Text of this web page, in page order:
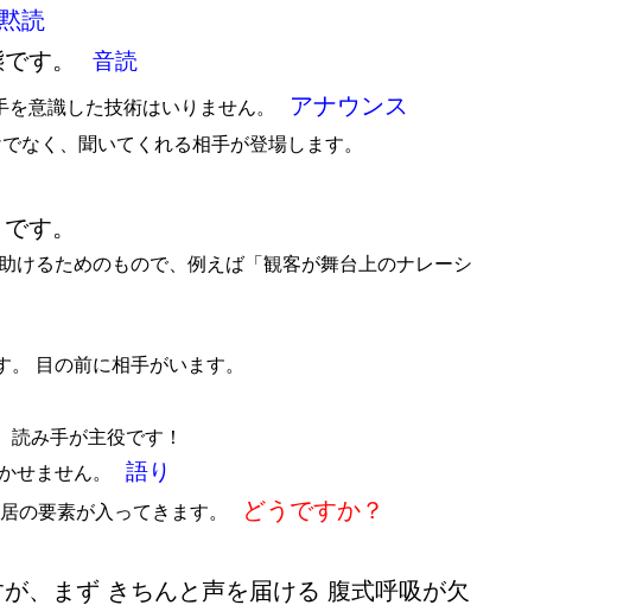
読
す。
音読
を意識した技術はいりません。 アナウンス
なく、聞いてくれる相手が登場します。
す。
けるためのもので、例えば「観客が舞台上のナレーシ
目の前に相手がいます。
読み手が主役です！
せません。
語り
の要素が入ってきます。
どうですか？
、まず きちんと声を届ける 腹式呼吸が欠